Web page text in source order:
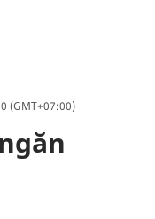
(GMT+07:00)